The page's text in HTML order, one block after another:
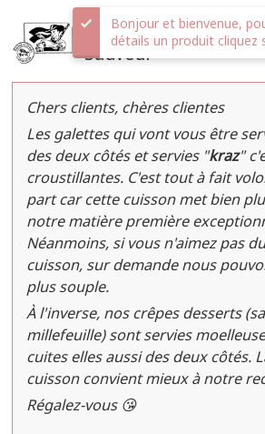
Crêperie Saint-
Sauveur
Chers clients, chères clientes
Les galettes qui vont vous être
des deux côtés et servies "kraz"
croustillantes. C'est tout à fait
part car cette cuisson met bien
notre matière première
Néanmoins, si vous n'aimez pas
cuisson, sur demande nous
plus souple.
À l'inverse, nos crêpes desserts
millefeuille) sont servies
cuites elles aussi des deux côtés.
cuisson convient mieux à notre
Régalez-vous 😘
Bonjour et bienvenue,
détails un produit cliquez